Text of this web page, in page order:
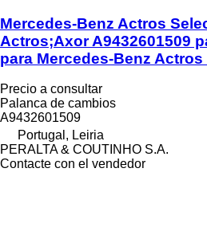
Mercedes-Benz Actros
Actros;Axor A9432601509
para Mercedes-Benz
Precio a consultar
Palanca de cambios
A9432601509
Portugal, Leiria
PERALTA & COUTINHO S.A.
Contacte con el vendedor